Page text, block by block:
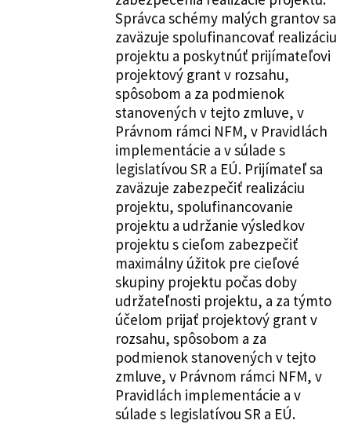
Správca schémy malých grantov sa
zaväzuje spolufinancovať realizáciu
projektu a poskytnúť prijímateľovi
projektový grant v rozsahu,
spôsobom a za podmienok
stanovených v tejto zmluve, v
Právnom rámci NFM, v Pravidlách
implementácie a v súlade s
legislatívou SR a EÚ. Prijímateľ sa
zaväzuje zabezpečiť realizáciu
projektu, spolufinancovanie
projektu a udržanie výsledkov
projektu s cieľom zabezpečiť
maximálny úžitok pre cieľové
skupiny projektu počas doby
udržateľnosti projektu, a za týmto
účelom prijať projektový grant v
rozsahu, spôsobom a za
podmienok stanovených v tejto
zmluve, v Právnom rámci NFM, v
Pravidlách implementácie a v
súlade s legislatívou SR a EÚ.